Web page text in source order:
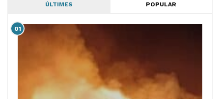
ÚLTIMES POPULAR
01